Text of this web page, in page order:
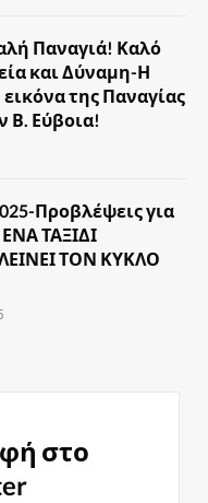
Παναγιά! Καλό
και Δύναμη-Η
της Παναγίας
Β. Εύβοια!
Προβλέψεις για
ΤΑΞΙΔΙ
ΤΟΝ ΚΥΚΛΟ
στο